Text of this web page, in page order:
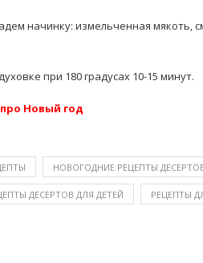
начинку: измельченная
при 180 градусах 10-15 минут.
Новый год
НОВОГОДНИЕ РЕЦЕПТЫ
ДЕСЕРТОВ ДЛЯ ДЕТЕЙ РЕЦЕПТЫ